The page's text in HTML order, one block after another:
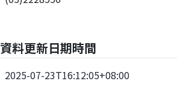
資料更新日期時間
2025-07-23T16:12:05+08:00